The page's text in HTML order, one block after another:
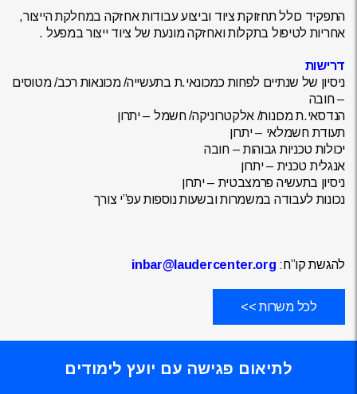
התפקיד כולל תחזוקת ציוד וביצוע עבודות אחזקה במחלקת הייצור,
אחריות לטיפול בתקלות ואחזקה מונעת של ציוד ייצור במפעל .
דרישות
ניסיון של שנתיים לפחות כמכונאי.ת בתעשייה/ מכונאות רכב/ מטוסים
– חובה
הנדסאי.ת מכונות/ אלקטרוניקה/ חשמל – יתרון
תעודת חשמלאי – יתרון
יכולות טכניות גבוהות – חובה
אנגלית טכנית – יתרון
ניסיון בתעשיה פרמצבטית – יתרון
נכונות לעבודה במשמרות ובשעות נוספות עפ”י צורך
להגשת קו”ח: inbar@laudercenter.org
לכל משרות >>
לתיאום פגישה עם יועץ לימודים